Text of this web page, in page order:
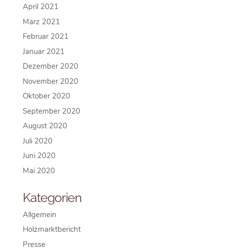
April 2021
März 2021
Februar 2021
Januar 2021
Dezember 2020
November 2020
Oktober 2020
September 2020
August 2020
Juli 2020
Juni 2020
Mai 2020
Kategorien
Allgemein
Holzmarktbericht
Presse